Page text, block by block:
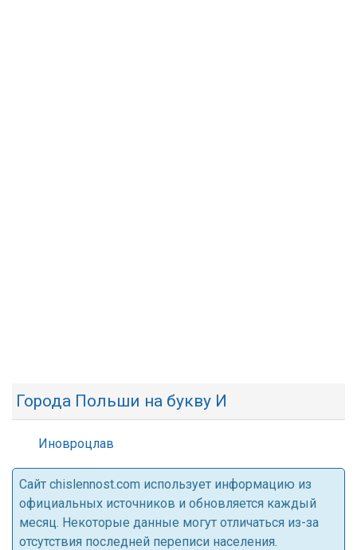
Города Польши на букву И
Иновроцлав
Cайт chislennost.com использует информацию из
официальных источников и обновляется каждый
месяц. Некоторые данные могут отличаться из-за
отсутствия последней переписи населения.